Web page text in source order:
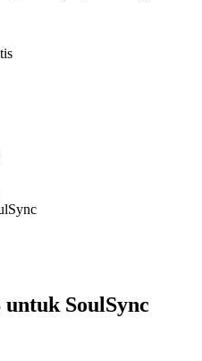
SoulSync